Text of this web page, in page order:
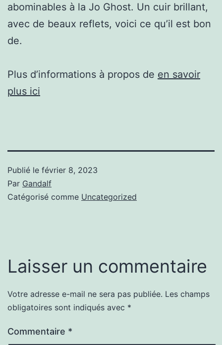
abominables à la Jo Ghost. Un cuir brillant,
avec de beaux reflets, voici ce qu’il est bon
de.
Plus d’informations à propos de en savoir
plus ici
Publié le février 8, 2023
Par Gandalf
Catégorisé comme Uncategorized
Laisser un commentaire
Votre adresse e-mail ne sera pas publiée. Les champs
obligatoires sont indiqués avec *
Commentaire *